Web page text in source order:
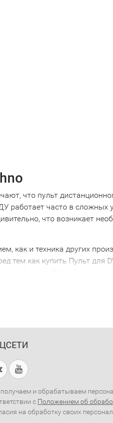
что пульт
работает часто в
что возникает
как и техника других
тем как купить Пульт для
которое не будет
пульт, все управление
одного устройства.
DVD Techno
квалифицированную
и обрабатываем
с Положением об
на обработку своих